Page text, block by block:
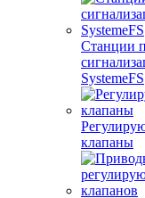
Станции
SystemeFS
клапаны